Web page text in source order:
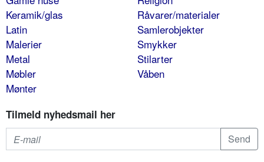
Keramik/glas
Latin
Malerier
Metal
Møbler
Mønter
Råvarer/materialer
Samlerobjekter
Smykker
Stilarter
Våben
Tilmeld nyhedsmail her